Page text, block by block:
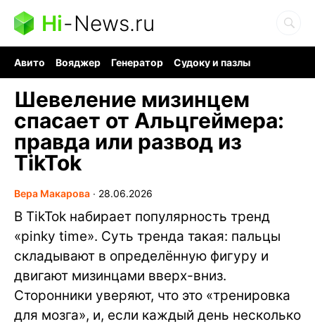
Hi-News.ru
Авито Вояджер Генератор
Судоку и пазлы
Шевеление мизинцем
спасает от Альцгеймера:
правда или развод из
TikTok
Вера Макарова ∙ 28.06.2026
В TikTok набирает популярность тренд
«pinky time». Суть тренда такая: пальцы
складывают в определённую фигуру и
двигают мизинцами вверх-вниз.
Сторонники уверяют, что это «тренировка
для мозга», и, если каждый день несколько